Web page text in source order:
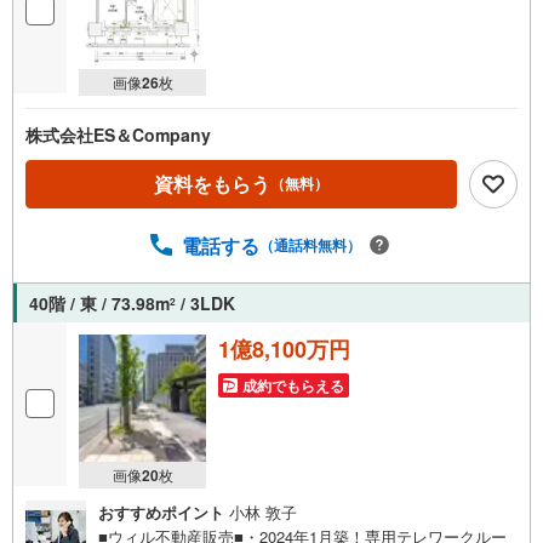
画像26枚
株式会社ES＆Company
資料をもらう （無料）
電話する （通話料無料）
40階 / 東 / 73.98m2 / 3LDK
画像20枚
1億8,100万円
成約でもらえる
おすすめポイント 小林 敦子
■ウィル不動産販売■・2024年1月築！専用テレワークルー